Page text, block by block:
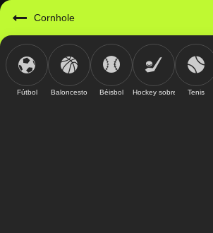
Cornhole
Fútbol Baloncesto Béisbol Hockey sobre hieloTenis